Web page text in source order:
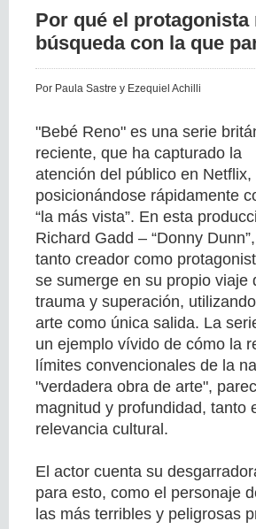
Por qué el
búsqueda con la que
Por Paula Sastre y Ezequiel Achilli
"Bebé Reno" es una serie
reciente, que ha capturado la
atención del público en Netflix,
posicionándose rápidamente
“la más vista”. En esta
Richard Gadd – “Donny Dunn”,
tanto creador como
se sumerge en su propio viaje
trauma y superación, utilizando
arte como única salida. La
un ejemplo vívido de cómo la
límites convencionales de la
"verdadera obra de arte",
magnitud y profundidad, tanto
relevancia cultural.
El actor cuenta su
para esto, como el personaje
las más terribles y peligrosas